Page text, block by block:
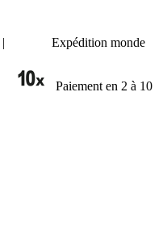
| Expédition monde
Paiement en 2 à 10